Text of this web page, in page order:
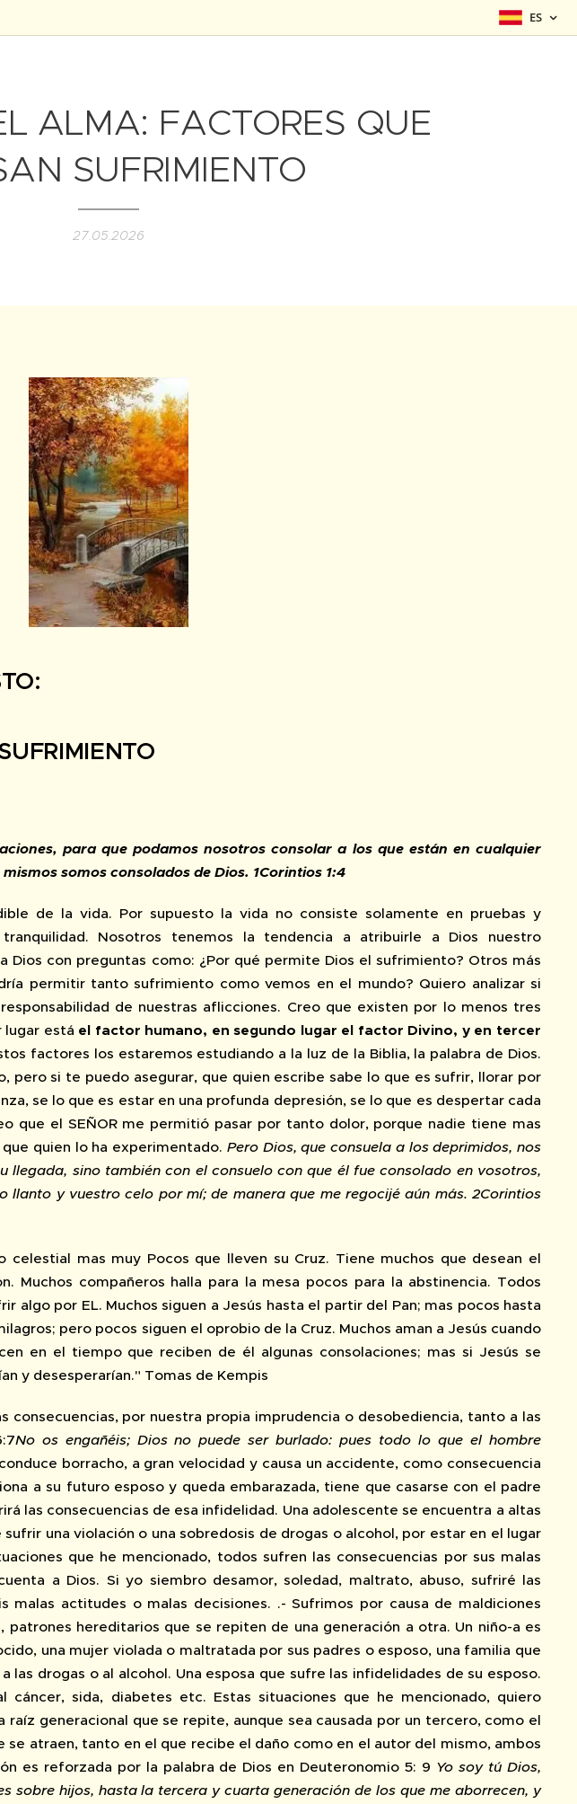
ES
ALMA: FACTORES QUE
SUFRIMIENTO
27.05.2026
para que podamos nosotros consolar a los que están en cualquier
somos consolados de Dios. 1Corintios 1:4
de la vida. Por supuesto la vida no consiste solamente en pruebas y
Nosotros tenemos la tendencia a atribuirle a Dios nuestro
Dios con preguntas como: ¿Por qué permite Dios el sufrimiento? Otros más
permitir tanto sufrimiento como vemos en el mundo? Quiero analizar si
de nuestras aflicciones. Creo que existen por lo menos tres
lugar está el factor humano, en segundo lugar el factor Divino, y en tercer
factores los estaremos estudiando a la luz de la Biblia, la palabra de Dios.
si te puedo asegurar, que quien escribe sabe lo que es sufrir, llorar por
se lo que es estar en una profunda depresión, se lo que es despertar cada
que el SEÑOR me permitió pasar por tanto dolor, porque nadie tiene mas
quien lo ha experimentado. Pero Dios, que consuela a los deprimidos, nos
sino también con el consuelo con que él fue consolado en vosotros,
llanto y vuestro celo por mí; de manera que me regocijé aún más. 2Corintios
celestial mas muy Pocos que lleven su Cruz. Tiene muchos que desean el
Muchos compañeros halla para la mesa pocos para la abstinencia. Todos
algo por EL. Muchos siguen a Jesús hasta el partir del Pan; mas pocos hasta
pero pocos siguen el oprobio de la Cruz. Muchos aman a Jesús cuando
en el tiempo que reciben de él algunas consolaciones; mas si Jesús se
y desesperarían." Tomas de Kempis
consecuencias, por nuestra propia imprudencia o desobediencia, tanto a las
No os engañéis; Dios no puede ser burlado: pues todo lo que el hombre
borracho, a gran velocidad y causa un accidente, como consecuencia
a su futuro esposo y queda embarazada, tiene que casarse con el padre
las consecuencias de esa infidelidad. Una adolescente se encuentra a altas
una violación o una sobredosis de drogas o alcohol, por estar en el lugar
que he mencionado, todos sufren las consecuencias por sus malas
a Dios. Si yo siembro desamor, soledad, maltrato, abuso, sufriré las
malas actitudes o malas decisiones. .- Sufrimos por causa de maldiciones
hereditarios que se repiten de una generación a otra. Un niño-a es
una mujer violada o maltratada por sus padres o esposo, una familia que
las drogas o al alcohol. Una esposa que sufre las infidelidades de su esposo.
sida, diabetes etc. Estas situaciones que he mencionado, quiero
generacional que se repite, aunque sea causada por un tercero, como el
se atraen, tanto en el que recibe el daño como en el autor del mismo, ambos
es reforzada por la palabra de Dios en Deuteronomio 5: 9 Yo soy tú Dios,
sobre hijos, hasta la tercera y cuarta generación de los que me aborrecen, y